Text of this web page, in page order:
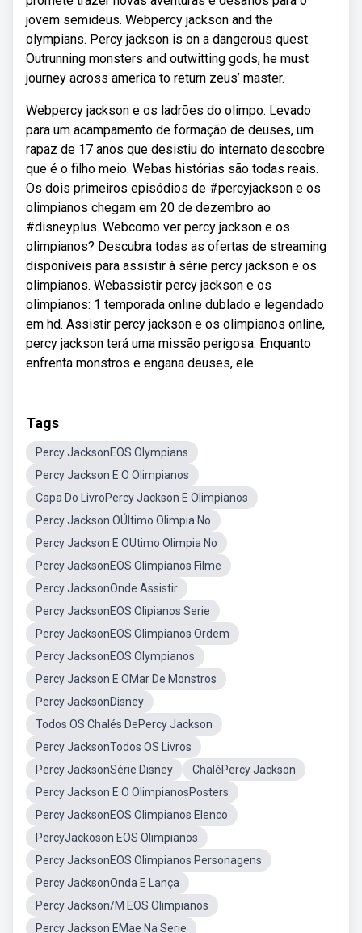
jovem semideus. Webpercy jackson and the
olympians. Percy jackson is on a dangerous quest.
Outrunning monsters and outwitting gods, he must
journey across america to return zeus’ master.
Webpercy jackson e os ladrões do olimpo. Levado
para um acampamento de formação de deuses, um
rapaz de 17 anos que desistiu do internato descobre
que é o filho meio. Webas histórias são todas reais.
Os dois primeiros episódios de #percyjackson e os
olimpianos chegam em 20 de dezembro ao
#disneyplus. Webcomo ver percy jackson e os
olimpianos? Descubra todas as ofertas de streaming
disponíveis para assistir à série percy jackson e os
olimpianos. Webassistir percy jackson e os
olimpianos: 1 temporada online dublado e legendado
em hd. Assistir percy jackson e os olimpianos online,
percy jackson terá uma missão perigosa. Enquanto
enfrenta monstros e engana deuses, ele.
Tags
Percy JacksonEOS Olympians
Percy Jackson E O Olimpianos
Capa Do LivroPercy Jackson E Olimpianos
Percy Jackson OÚltimo Olimpia No
Percy Jackson E OUtimo Olimpia No
Percy JacksonEOS Olimpianos Filme
Percy JacksonOnde Assistir
Percy JacksonEOS Olipianos Serie
Percy JacksonEOS Olimpianos Ordem
Percy JacksonEOS Olympianos
Percy Jackson E OMar De Monstros
Percy JacksonDisney
Todos OS Chalés DePercy Jackson
Percy JacksonTodos OS Livros
Percy JacksonSérie Disney
ChaléPercy Jackson
Percy Jackson E O OlimpianosPosters
Percy JacksonEOS Olimpianos Elenco
PercyJackoson EOS Olimpianos
Percy JacksonEOS Olimpianos Personagens
Percy JacksonOnda E Lança
Percy Jackson/M EOS Olimpianos
Percy Jackson EMae Na Serie